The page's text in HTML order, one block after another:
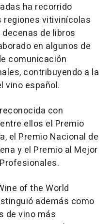
ha recorrido
vitivinícolas
de libros
en algunos de
comunicación
contribuyendo a la
vino español.
con
ellos el Premio
el Premio Nacional de
y el Premio al Mejor
of the World
además como
de vino más